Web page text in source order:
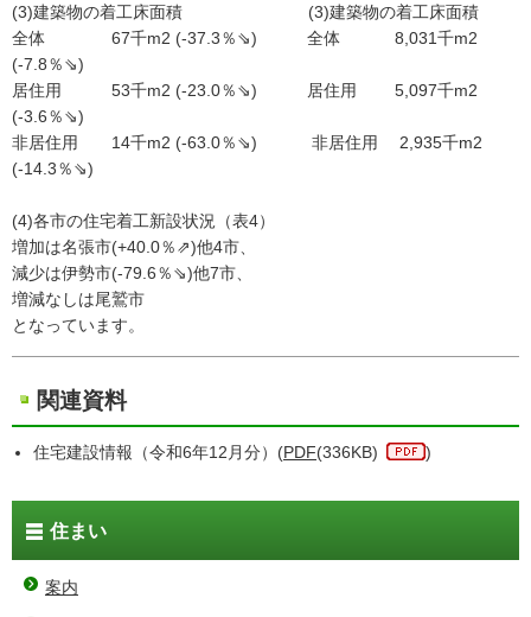
(3)建築物の着工床面積 (3)建築物の着工床面積
全体 67千m2 (-37.3％⇘) 全体 8,031千m2
(-7.8％⇘)
居住用 53千m2 (-23.0％⇘) 居住用 5,097千m2
(-3.6％⇘)
非居住用 14千m2 (-63.0％⇘) 非居住用 2,935千m2
(-14.3％⇘)
(4)各市の住宅着工新設状況（表4）
増加は名張市(+40.0％⇗)他4市、
減少は伊勢市(-79.6％⇘)他7市、
増減なしは尾鷲市
となっています。
関連資料
住宅建設情報（令和6年12月分）(PDF(336KB) )
住まい
案内